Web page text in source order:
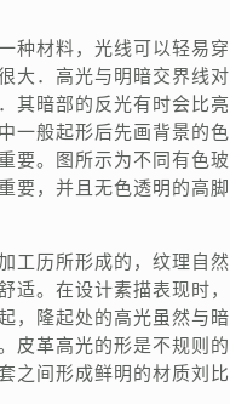
种材料，光线可以轻易
大．高光与明暗交界线
其暗部的反光有时会比
一般起形后先画背景的
要。图所示为不同有色
要，并且无色透明的高
工历所形成的，纹理自
适。在设计素描表现时
，隆起处的高光虽然与
皮革高光的形是不规则
之间形成鲜明的材质刘比